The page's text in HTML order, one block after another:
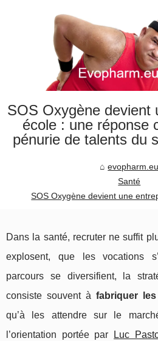
SOS Oxygène devient
école : une réponse
pénurie de talents du
evopharm.eu
Santé
SOS Oxygène devient une
Dans la santé, recruter ne suffit
explosent, que les vocations
parcours se diversifient, la
consiste souvent àfabriquer
qu’à les attendre sur le
l’orientation portée par
Luc